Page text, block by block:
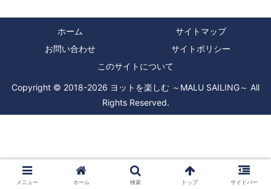
ホーム
サイトマップ
お問い合わせ
サイトポリシー
このサイトについて
Copyright © 2018-2026 ヨットを楽しむ ～MALU SAILING～ All
Rights Reserved.
メニュー ホーム 検索 トップ サイドバー